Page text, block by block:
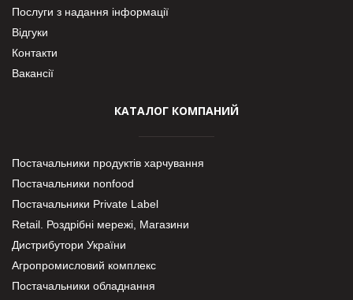
Послуги з надання інформації
Відгуки
Контакти
Вакансії
КАТАЛОГ КОМПАНИЙ
Постачальники продуктів харчування
Постачальники nonfood
Постачальники Private Label
Retail. Роздрібні мережі, Магазини
Дистрибутори України
Агропромисловий комплекс
Постачальники обладнання